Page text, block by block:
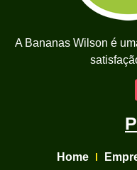
A Bananas Wilson é
Home